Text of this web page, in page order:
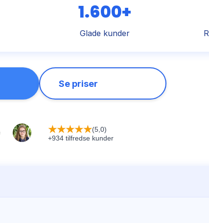
1.600+
Glade kunder
Se priser
★★★★★(5,0)
+934 tilfredse kunder